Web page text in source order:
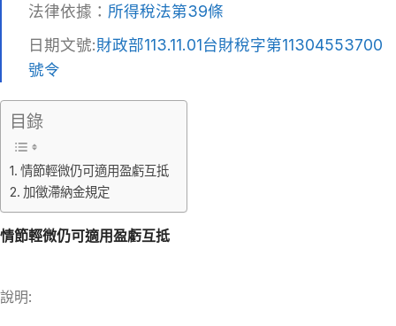
法律依據： 所得稅法第39條
日期文號:財政部113.11.01台財稅字第11304553700
號令
目錄
情節輕微仍可適用盈虧互抵
加徵滯納金規定
情節輕微仍可適用盈虧互抵
說明: